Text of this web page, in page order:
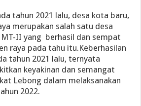
tahun 2021 lalu, desa kota baru,
merupakan salah satu desa
II yang berhasil dan sempat
raya pada tahu itu.Keberhasilan
tahun 2021 lalu, ternyata
keyakinan dan semangat
Lebong dalam melaksanakan
2022.